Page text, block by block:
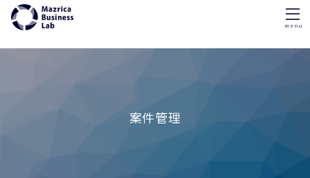
menu
案件管理